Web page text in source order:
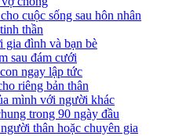
cuộc sống sau hôn nhân
thần
gia đình và bạn bè
sau đám cưới
ngay lập tức
riêng bản thân
mình với người khác
trong 90 ngày đầu
thân hoặc chuyên gia